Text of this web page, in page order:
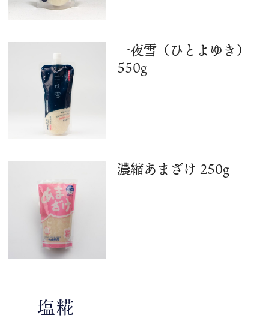
お問い合わせ
プライバシーポリシー
特定商取引法に基づく表記
一夜雪（ひとよゆき）
550g
濃縮あまざけ 250g
塩糀